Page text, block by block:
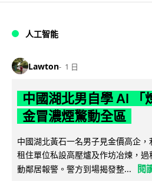
人工智能
Lawton 1 日
中國湖北男自學 AI 「
金冒濃煙驚動全區
中國湖北黃石一名男子見金價高企
租住單位私設高壓爐及作坊冶煉，
動鄰居報警。警方到場揭發整...
閱